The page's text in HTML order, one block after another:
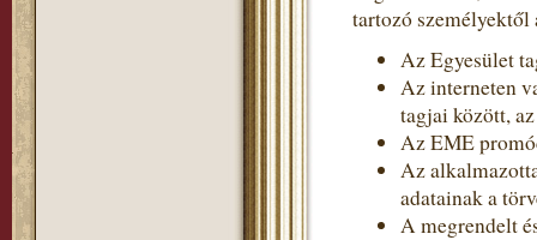
tartozó
Az Egyesület
Az interneten
tagjai között,
Az EME
Az
adatainak a
A megrendelt